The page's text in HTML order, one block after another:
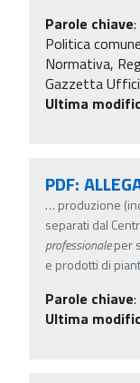
Parole chiave:
Politica
Normativa,
Gazzetta
Ultima
PDF:
… produzione
separati dal
professionaleper
e prodotti di
Parole chiave:
Ultima